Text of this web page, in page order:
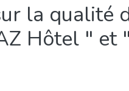
la qualité
Hôtel " et